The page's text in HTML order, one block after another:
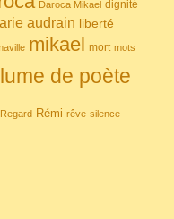
Daroca Mikael dignité
audrain liberté
mikael mort mots
de poète
Regard Rémi rêve silence